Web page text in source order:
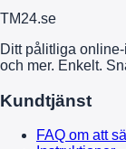
TM24.se
Ditt pålitliga
och mer. Enkelt.
Kundtjänst
FAQ om att